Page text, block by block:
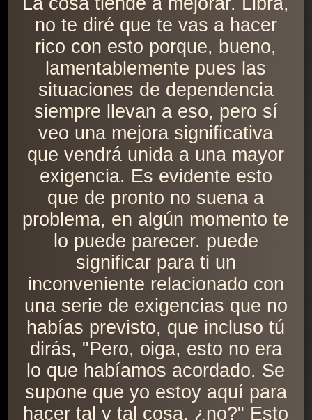
no te diré que te vas a hacer
rico con esto porque, bueno,
lamentablemente pues las
situaciones de dependencia
siempre llevan a eso, pero sí
veo una mejora significativa
que vendrá unida a una mayor
exigencia. Es evidente esto
que de pronto no suena a
problema, en algún momento te
lo puede parecer. puede
significar para ti un
inconveniente relacionado con
una serie de exigencias que no
habías previsto, que incluso tú
dirás, "Pero, oiga, esto no era
lo que habíamos acordado. Se
supone que yo estoy aquí para
hacer tal y tal cosa, ¿no?" Esto